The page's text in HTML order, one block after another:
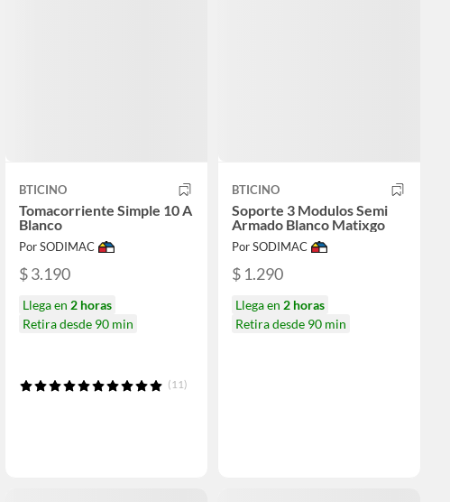
BTICINO
Tomacorriente Simple 10 A
Blanco
Por SODIMAC
$ 3.190
Llega en 2 horas
Retira desde 90 min
(11)
BTICINO
Soporte 3 Modulos Semi
Armado Blanco Matixgo
Por SODIMAC
$ 1.290
Llega en 2 horas
Retira desde 90 min